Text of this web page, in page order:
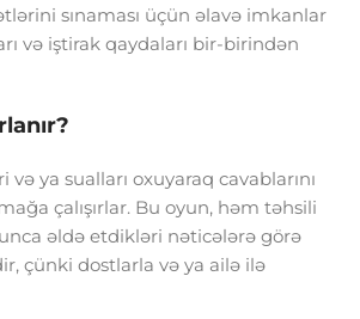
sınaması üçün əlavə imkanlar
və iştirak qaydaları bir-birindən
ya sualları oxuyaraq cavablarını
çalışırlar. Bu oyun, həm təhsili
əldə etdikləri nəticələrə görə
çünki dostlarla və ya ailə ilə